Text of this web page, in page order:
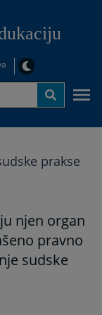
prakse
njen organ
pravno
sudske